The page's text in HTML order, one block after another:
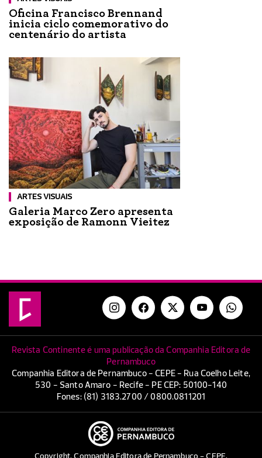
Oficina Francisco Brennand
inicia ciclo comemorativo do
centenário do artista
ARTES VISUAIS
Galeria Marco Zero apresenta
exposição de Ramonn Vieitez
Revista Continente é uma publicação da Companhia Editora de
Pernambuco
Companhia Editora de Pernambuco - CEPE - Rua Coelho Leite,
530 - Santo Amaro - Recife - PE CEP: 50100-140
Fones: (81) 3183.2700 / 0800.0811201